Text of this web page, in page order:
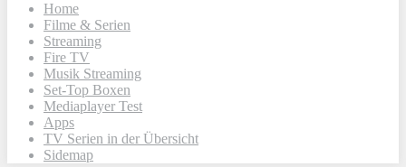
Home
Filme & Serien
Streaming
Fire TV
Musik Streaming
Set-Top Boxen
Mediaplayer Test
Apps
TV Serien in der Übersicht
Sidemap